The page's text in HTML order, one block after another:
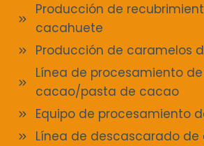
Producción de
cacahuete
Producción de caramelos
Línea de procesamiento
cacao/pasta de cacao
Equipo de procesamiento
Línea de descascarado de